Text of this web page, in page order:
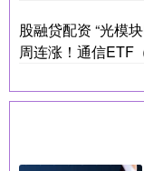
股融贷配资 “光模
周连涨！通信ETF